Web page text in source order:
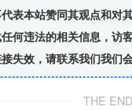
表本站赞同其观点和对其
何违法的相关信息，访
失效，请联系我们我们会
THE END